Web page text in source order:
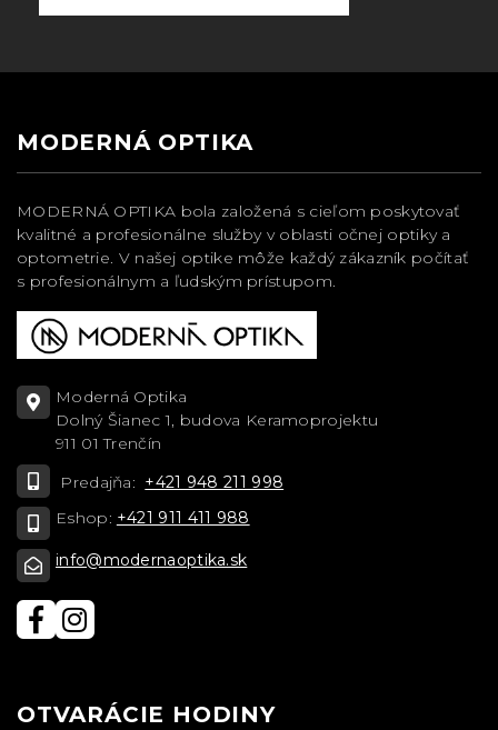
MODERNÁ OPTIKA
MODERNÁ OPTIKA bola založená s cieľom poskytovať
kvalitné a profesionálne služby v oblasti očnej optiky a
optometrie. V našej optike môže každý zákazník počítať
s profesionálnym a ľudským prístupom.
Moderná Optika
Dolný Šianec 1, budova Keramoprojektu
911 01 Trenčín
Predajňa: +421 948 211 998
Eshop: +421 911 411 988
info@modernaoptika.sk
OTVARÁCIE HODINY